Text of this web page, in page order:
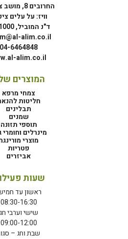
החרובים 8, מושב ציפורי
וויז: על עלים
ד"נ המוביל, 1791000
alim.co.il
04-6464848
alim.co.il
המוצרים
צמחי מרפא
חליטות
תבלינים
שמנים
תוספי תזונה
מינרלים וחומרי
מוצרי
פטריות
אביזרים
שעות
ראשון עד
08:30-16:30
שישי וערבי חג
09:00-12:00
שבת וחג –